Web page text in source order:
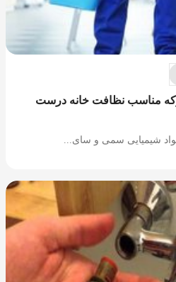
مناسب نظافت خانه درست
شیمیایی سمی و سای...